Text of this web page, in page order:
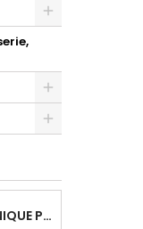
JOINT HYGIÉNIQUE POUR ANNEAU TUBE 40 X 40 MM NOIR